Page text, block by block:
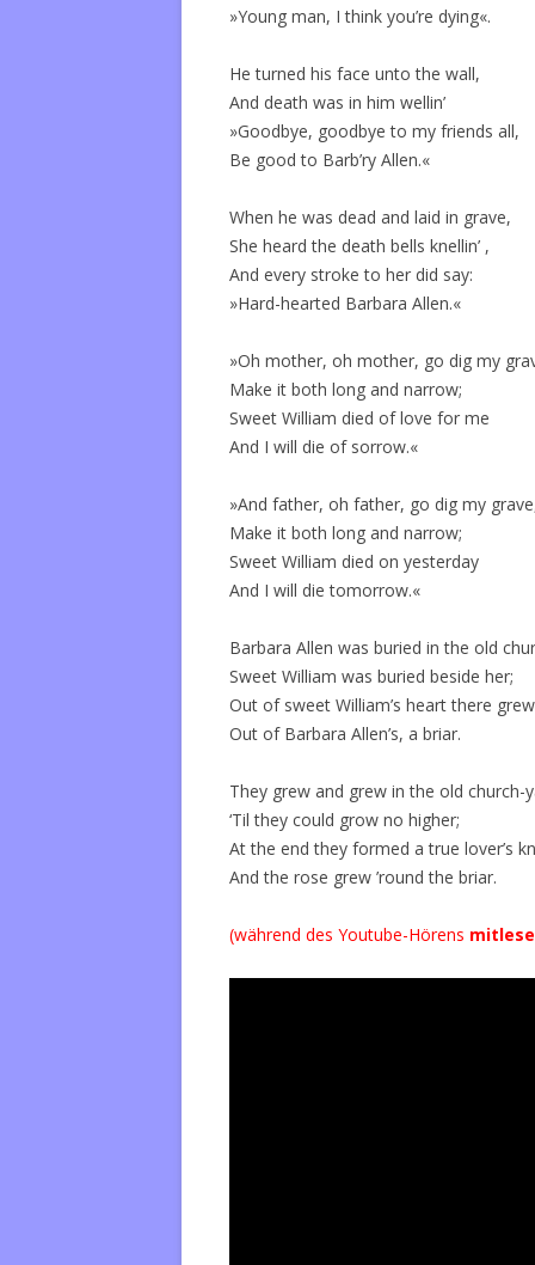
»Young man, I think you’re dying«.
He turned his face unto the wall,
And death was in him wellin’
»Goodbye, goodbye to my friends all,
Be good to Barb’ry Allen.«
When he was dead and laid in grave,
She heard the death bells knellin’ ,
And every stroke to her did say:
»Hard-hearted Barbara Allen.«
»Oh mother, oh mother, go dig my
Make it both long and narrow;
Sweet William died of love for me
And I will die of sorrow.«
»And father, oh father, go dig my
Make it both long and narrow;
Sweet William died on yesterday
And I will die tomorrow.«
Barbara Allen was buried in the old
Sweet William was buried beside her;
Out of sweet William’s heart there
Out of Barbara Allen’s, a briar.
They grew and grew in the old church-
‘Til they could grow no higher;
At the end they formed a true lover’s
And the rose grew ’round the briar.
(während des Youtube-Hörens